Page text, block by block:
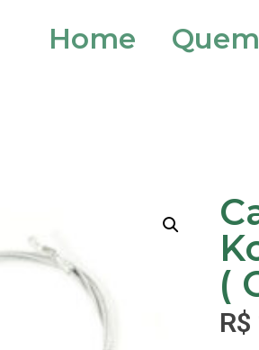
Home
(
R$